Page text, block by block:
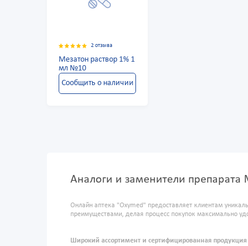
2 отзыва
Мезатон раствор 1% 1
мл №10
Сообщить о наличии
Аналоги и заменители препарата
Онлайн аптека "Oxymed" предоставляет клиентам
преимуществами, делая процесс покупок максимально
Широкий ассортимент и сертифицированная продукция